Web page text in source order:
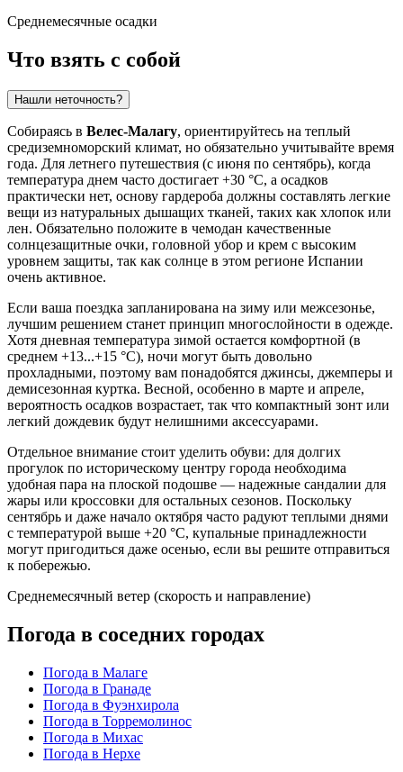
Среднемесячные осадки
Что взять с собой
Нашли неточность?
Собираясь в Велес-Малагу, ориентируйтесь на теплый
средиземноморский климат, но обязательно учитывайте время
года. Для летнего путешествия (с июня по сентябрь), когда
температура днем часто достигает +30 °C, а осадков
практически нет, основу гардероба должны составлять легкие
вещи из натуральных дышащих тканей, таких как хлопок или
лен. Обязательно положите в чемодан качественные
солнцезащитные очки, головной убор и крем с высоким
уровнем защиты, так как солнце в этом регионе Испании
очень активное.
Если ваша поездка запланирована на зиму или межсезонье,
лучшим решением станет принцип многослойности в одежде.
Хотя дневная температура зимой остается комфортной (в
среднем +13...+15 °C), ночи могут быть довольно
прохладными, поэтому вам понадобятся джинсы, джемперы и
демисезонная куртка. Весной, особенно в марте и апреле,
вероятность осадков возрастает, так что компактный зонт или
легкий дождевик будут нелишними аксессуарами.
Отдельное внимание стоит уделить обуви: для долгих
прогулок по историческому центру города необходима
удобная пара на плоской подошве — надежные сандалии для
жары или кроссовки для остальных сезонов. Поскольку
сентябрь и даже начало октября часто радуют теплыми днями
с температурой выше +20 °C, купальные принадлежности
могут пригодиться даже осенью, если вы решите отправиться
к побережью.
Среднемесячный ветер (скорость и направление)
Погода в соседних городах
Погода в Малаге
Погода в Гранаде
Погода в Фуэнхирола
Погода в Торремолинос
Погода в Михас
Погода в Нерхе